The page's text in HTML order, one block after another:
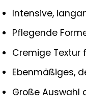
Intensive,
Pflegende
Cremige Textur
Ebenmäßiges,
Große Auswahl